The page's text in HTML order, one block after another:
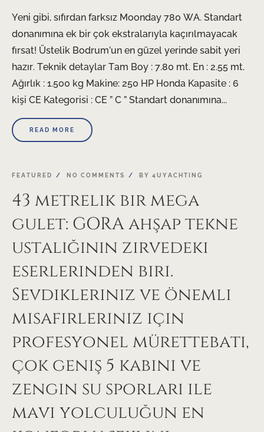
Yeni gibi, sıfırdan farksız Moonday 780 WA. Standart
donanımına ek bir çok ekstralarıyla kaçırılmayacak
fırsat! Üstelik Bodrum’un en güzel yerinde sabit yeri
hazır. Teknik detaylar Tam Boy : 7.80 mt. En : 2.55 mt.
Ağırlık : 1.500 kg Makine: 250 HP Honda Kapasite : 6
kişi CE Kategorisi : CE ” C ” Standart donanımına...
READ MORE
FEATURED NO COMMENTS BY 4UYACHTING
43 metrelik bir mega
gulet: GORA ahşap tekne
ustalığının zirvedeki
eserlerinden biri.
Sevdikleriniz ve önemli
misafirleriniz için
profesyonel mürettebatı,
çok geniş 5 kabini ve
zengin su sporları ile
mavi yolculuğun en